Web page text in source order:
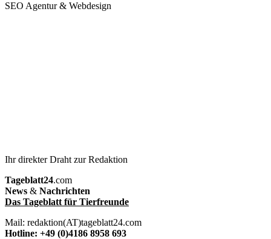
SEO Agentur & Webdesign
Ihr direkter Draht zur Redaktion
Tageblatt24.com
News & Nachrichten
Das Tageblatt für Tierfreunde
Mail: redaktion(AT)tageblatt24.com
Hotline: +49 (0)4186 8958 693